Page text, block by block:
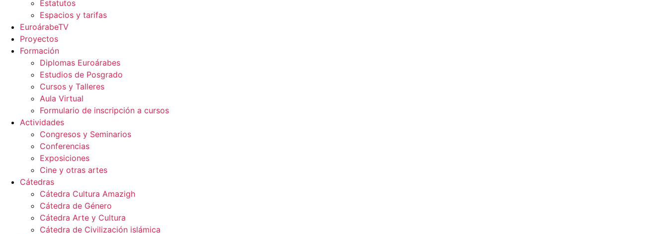
Estatutos
Espacios y tarifas
EuroárabeTV
Proyectos
Formación
Diplomas Euroárabes
Estudios de Posgrado
Cursos y Talleres
Aula Virtual
Formulario de inscripción a cursos
Actividades
Congresos y Seminarios
Conferencias
Exposiciones
Cine y otras artes
Cátedras
Cátedra Cultura Amazigh
Cátedra de Género
Cátedra Arte y Cultura
Cátedra de Civilización islámica